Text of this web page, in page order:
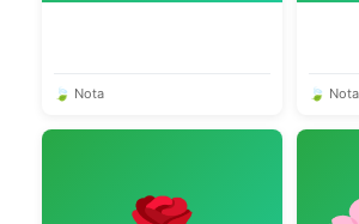
🍃 Nota 🍃 Nota